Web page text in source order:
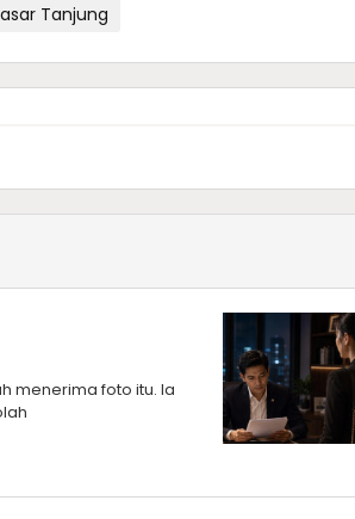
Tanjung
menerima foto itu. Ia